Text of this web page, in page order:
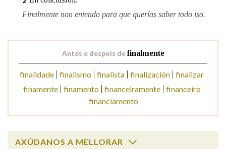
Nas definicións
Na fraseoloxía
Finalmente non entendo para que querías saber todo iso.
Antes e despois definalmente
finalidade finalismo finalista finalización finalizar
finamente
finamento financeiramente
financeiro
financiamento
AXÚDANOS A MELLORAR